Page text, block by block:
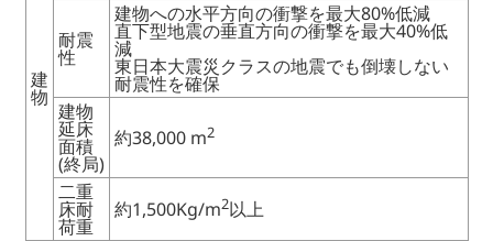
建
物
耐震
性
建物への水平方向の衝撃を最大80%低減
直下型地震の垂直方向の衝撃を最大40%低
減
東日本大震災クラスの地震でも倒壊しない
耐震性を確保
建物
延床
面積
(終局)
約38,000 m2
二重
床耐
荷重
約1,500Kg/m2以上